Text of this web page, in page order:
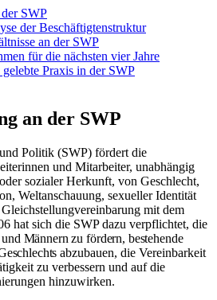
SWP
der Beschäftigtenstruktur
an der SWP
für die nächsten vier Jahre
Praxis in der SWP
an der SWP
Politik (SWP) fördert die
und Mitarbeiter, unabhängig
sozia­ler Herkunft, von Geschlecht,
Weltanschauung, sexueller Identität
mit dem
hat sich die SWP dazu verpflichtet, die
Männern zu fördern, bestehende
abzubauen, die Vereinbarkeit
zu ver­bessern und auf die
hinzuwirken.